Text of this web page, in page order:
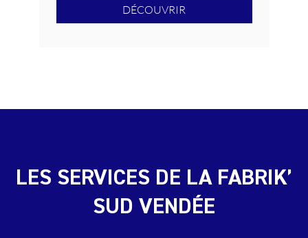
DÉCOUVRIR
LES SERVICES DE LA FABRIK’
SUD VENDÉE